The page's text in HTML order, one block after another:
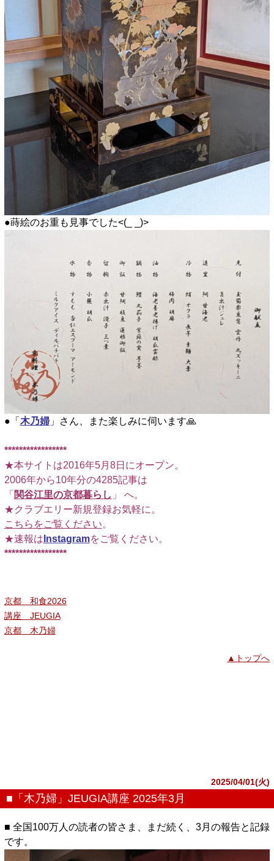
●蒔絵のお重も見事でした<(_ _)>
●「 木乃婦」さん、また楽しみに伺います🙏
*****************
★本サイトは2016年5月8日にオープン。
2006年から10年分の4285記事は
「 関谷江里の京都暮らし 」 へ。
★クラブエリー新規登録お気軽に。
こちらをご覧ください。
★速報は Instagramをご覧ください。
*****************
京都 和食2026
講座 JEUGIA
京都 木乃婦
▲トップへ
2025/04/01(火)
■「木乃婦」JEUGIA講座 2025年3月
■ 全国100万人の読者の皆さま、まだ続く、3月の報告と記録
です。